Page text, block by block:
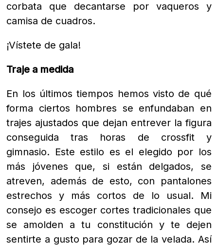
corbata que decantarse por vaqueros y
camisa de cuadros.
¡Vístete de gala!
Traje a medida
En los últimos tiempos hemos visto de qué
forma ciertos hombres se enfundaban en
trajes ajustados que dejan entrever la figura
conseguida tras horas de crossfit y
gimnasio. Este estilo es el elegido por los
más jóvenes que, si están delgados, se
atreven, además de esto, con pantalones
estrechos y más cortos de lo usual. Mi
consejo es escoger cortes tradicionales que
se amolden a tu constitución y te dejen
sentirte a gusto para gozar de la velada. Así